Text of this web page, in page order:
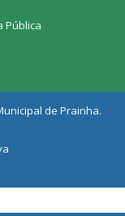
Pública
de Prainha.